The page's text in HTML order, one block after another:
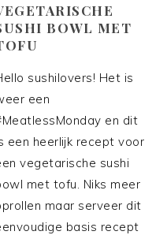
BOWL MET
sushilovers! Het is
een
en dit
een heerlijk recept voor
vegetarische sushi
met tofu. Niks meer
maar serveer dit
basis recept